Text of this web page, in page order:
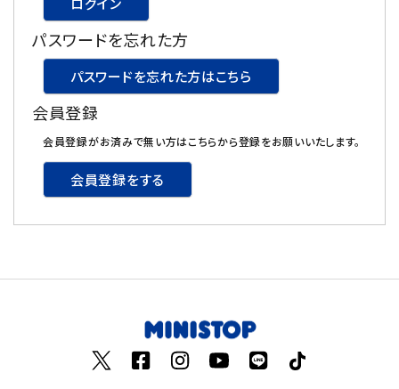
酒類
日用品
ギフト
パスワードを忘れた方
パスワードを忘れた方はこちら
会員登録
会員登録がお済みで無い方はこちらから登録をお願いいたします。
会員登録をする